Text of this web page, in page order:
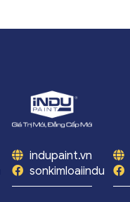
indupaint.vn
sonkimloaiindu